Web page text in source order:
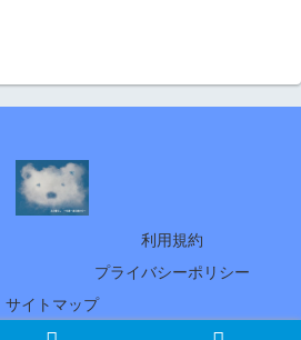
利用規約
プライバシーポリシー
サイトマップ